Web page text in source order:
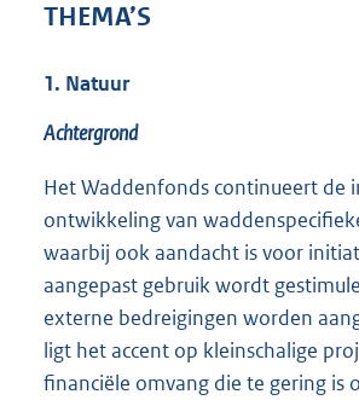
THEMA’S
1. Natuur
Achtergrond
Het Waddenfonds continueert de
ontwikkeling van
waarbij ook aandacht is voor
aangepast gebruik wordt
externe bedreigingen worden
ligt het accent op kleinschalige
financiële omvang die te gering is